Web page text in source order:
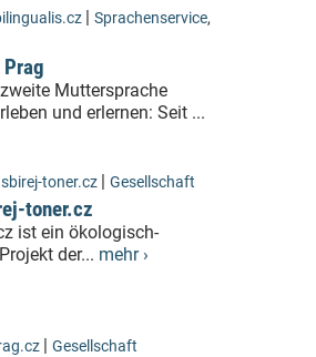
| Sprachenservice,
Muttersprache
und erlernen: Seit ...
toner.cz | Gesellschaft
toner.cz
ist ein ökologisch-
der... mehr ›
| Gesellschaft